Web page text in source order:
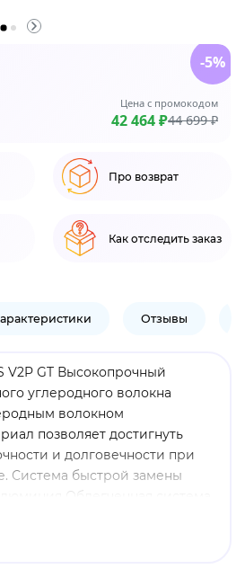
Цена с промокодом
42 464 ₽44 699 ₽
-5%
Про возврат
Как отследить заказ
Отзывы
V2P GT Высокопрочный
углеродного волокна
волокном
позволяет достигнуть
и долговечности при
Система быстрой замены
Облегченная система
лазерных